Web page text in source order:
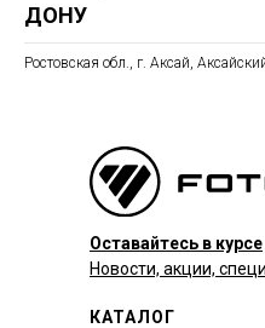
ДОНУ
Ростовская обл., г. Аксай,
КАТАЛОГ
Оставайтесь в курсе
Новости, акции,